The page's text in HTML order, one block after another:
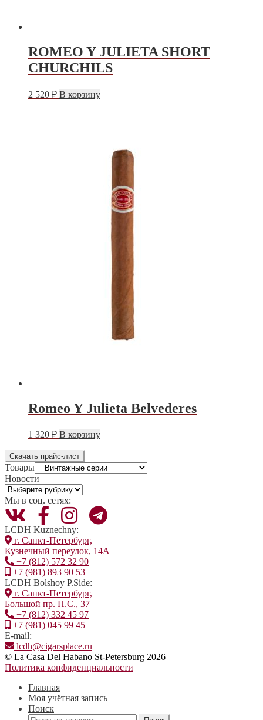
ROMEO Y JULIETA SHORT
CHURCHILS
2 520 ₽ В корзину
Romeo Y Julieta Belvederes
1 320 ₽ В корзинуЭтот
несколько
вариаций.
выбрать
на
странице
Скачать прайс-лист
Товары
Новости
Новости
Мы в соц. сетях:
LCDH Kuznechny:
г. Санкт-Петербург,
Кузнечный переулок, 14А
+7 (812) 572 32 90
+7 (981) 893 90 53
LCDH Bolshoy P.Side:
г. Санкт-Петербург,
Большой пр. П.С., 37
+7 (812) 332 45 97
+7 (981) 045 99 45
E-mail:
lcdh@cigarsplace.ru
© La Casa Del Habano St-Petersburg 2026
Политика конфиденциальности
Главная
Моя учётная запись
Поиск